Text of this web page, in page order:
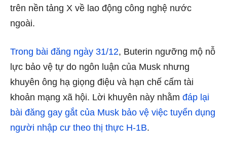
trên nền tảng X về lao động công nghệ nước
ngoài.
Trong bài đăng ngày 31/12, Buterin ngưỡng mộ nỗ
lực bảo vệ tự do ngôn luận của Musk nhưng
khuyên ông hạ giọng điệu và hạn chế cấm tài
khoản mạng xã hội. Lời khuyên này nhằm đáp lại
bài đăng gay gắt của Musk bảo vệ việc tuyển dụng
người nhập cư theo thị thực H-1B.